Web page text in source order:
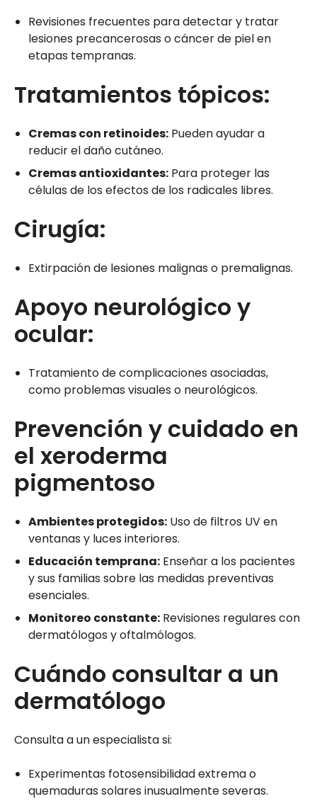
Revisiones frecuentes para detectar y tratar
lesiones precancerosas o cáncer de piel en
etapas tempranas.
Tratamientos tópicos:
Cremas con retinoides: Pueden ayudar a
reducir el daño cutáneo.
Cremas antioxidantes: Para proteger las
células de los efectos de los radicales libres.
Cirugía:
Extirpación de lesiones malignas o premalignas.
Apoyo neurológico y
ocular:
Tratamiento de complicaciones asociadas,
como problemas visuales o neurológicos.
Prevención y cuidado en
el xeroderma
pigmentoso
Ambientes protegidos: Uso de filtros UV en
ventanas y luces interiores.
Educación temprana: Enseñar a los pacientes
y sus familias sobre las medidas preventivas
esenciales.
Monitoreo constante: Revisiones regulares con
dermatólogos y oftalmólogos.
Cuándo consultar a un
dermatólogo
Consulta a un especialista si:
Experimentas fotosensibilidad extrema o
quemaduras solares inusualmente severas.